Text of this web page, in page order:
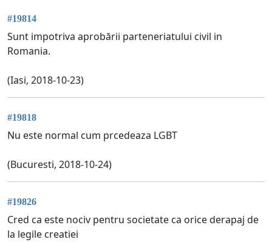
#19814
Sunt impotriva aprobării parteneriatului civil in
Romania.
(Iasi, 2018-10-23)
#19818
Nu este normal cum prcedeaza LGBT
(Bucuresti, 2018-10-24)
#19826
Cred ca este nociv pentru societate ca orice derapaj de
la legile creatiei